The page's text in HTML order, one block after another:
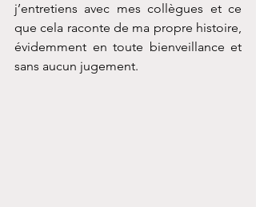
j’entretiens avec mes collègues et ce
que cela raconte de ma propre histoire,
évidemment en toute bienveillance et
sans aucun jugement.